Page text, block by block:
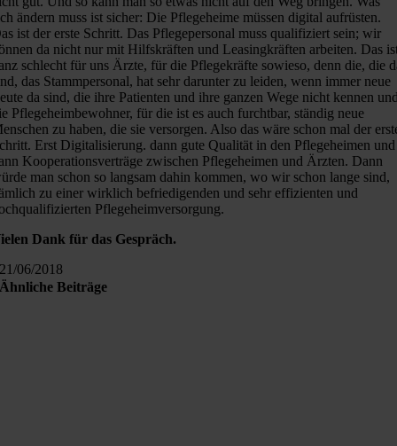
ändern muss ist sicher: Die Pflegeheime müssen digital aufrüsten.
ist der erste Schritt. Das Pflegepersonal muss qualifiziert sein; wir
da nicht nur mit Hilfskräften und Leasingkräften arbeiten. Das
schlecht für uns Ärzte, für die Pflegekräfte sowieso, denn die, die
das Stammpersonal, hat sehr darunter zu leiden, wenn immer neue
da sind, die ihre Patienten und ihre ganzen Wege nicht kennen
Pflegeheimbewohner, für die ist es auch furchtbar, ständig neue
zu haben, die sie versorgen. Also das wäre schon mal der
Erst Digitalisierung. dann gute Qualität in den Pflegeheimen und
Kooperationsverträge zwischen Pflegeheimen und Ärzten. Dann
man schon so langsam dahin kommen, wo wir schon lange sind,
zu einer wirklich befriedigenden und sehr effizienten und
Pflegeheimversorgung.
Dank für das Gespräch.
21/06/2018
Ähnliche Beiträge